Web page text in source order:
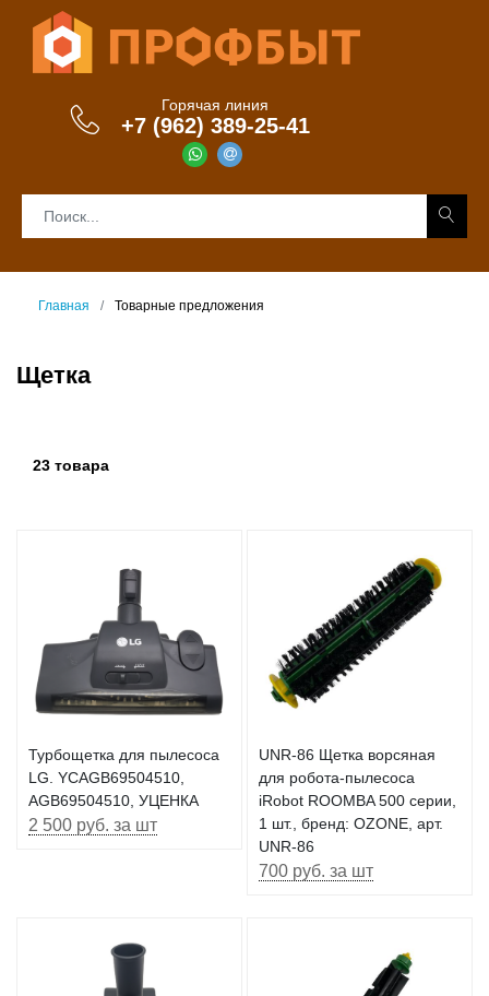
Горячая линия
+7 (962) 389-25-41
Главная Товарные предложения
Щетка
23 товара
Турбощетка для пылесоса
LG. YCAGB69504510,
AGB69504510, УЦЕНКА
2 500 руб. за шт
UNR-86 Щетка ворсяная
для робота-пылесоса
iRobot ROOMBA 500 серии,
1 шт., бренд: OZONE, арт.
UNR-86
700 руб. за шт